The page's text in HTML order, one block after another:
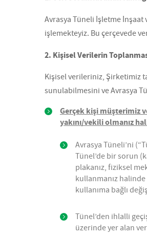
Avrasya Tüneli İşletme İnşaat
işlemekteyiz. Bu çerçevede
2. Kişisel Verilerin
Kişisel verileriniz, Şirketimiz
sunulabilmesini ve Avrasya
Gerçek kişi müşterimiz
yakını/vekili olmanız
Avrasya Tüneli’ni
Tünel’de bir sorun
plakanız, fiziksel
kullanmanız
kullanıma bağlı
Tünel’den ihlalli
üzerinde yer alan